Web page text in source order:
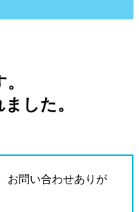
した。
お問い合わせありが